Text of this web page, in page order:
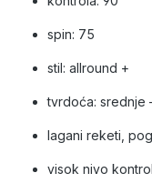
spin: 75
stil: allround +
tvrdoća: srednje
lagani reketi,
visok nivo